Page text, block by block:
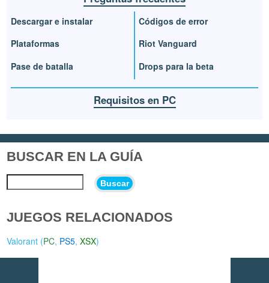
Descargar e instalar
Plataformas
Pase de batalla
Códigos de error
Riot Vanguard
Drops para la beta
Requisitos en PC
BUSCAR EN LA GUÍA
Buscar
JUEGOS RELACIONADOS
Valorant (PC, PS5,XSX)